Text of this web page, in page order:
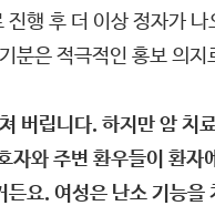
행 후 더 이상 정자가
분은 적극적인 홍보 의지
버립니다. 하지만 암 치
자와 주변 환우들이 환자
요. 여성은 난소 기능을